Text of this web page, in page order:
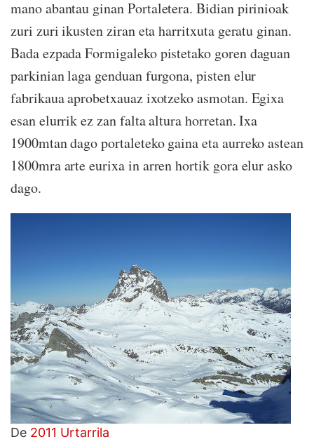
mano abantau ginan Portaletera. Bidian pirinioak
zuri zuri ikusten ziran eta harritxuta geratu ginan.
Bada ezpada Formigaleko pistetako goren daguan
parkinian laga genduan furgona, pisten elur
fabrikaua aprobetxauaz ixotzeko asmotan. Egixa
esan elurrik ez zan falta altura horretan. Ixa
1900mtan dago portaleteko gaina eta aurreko astean
1800mra arte eurixa in arren hortik gora elur asko
dago.
De 2011 Urtarrila